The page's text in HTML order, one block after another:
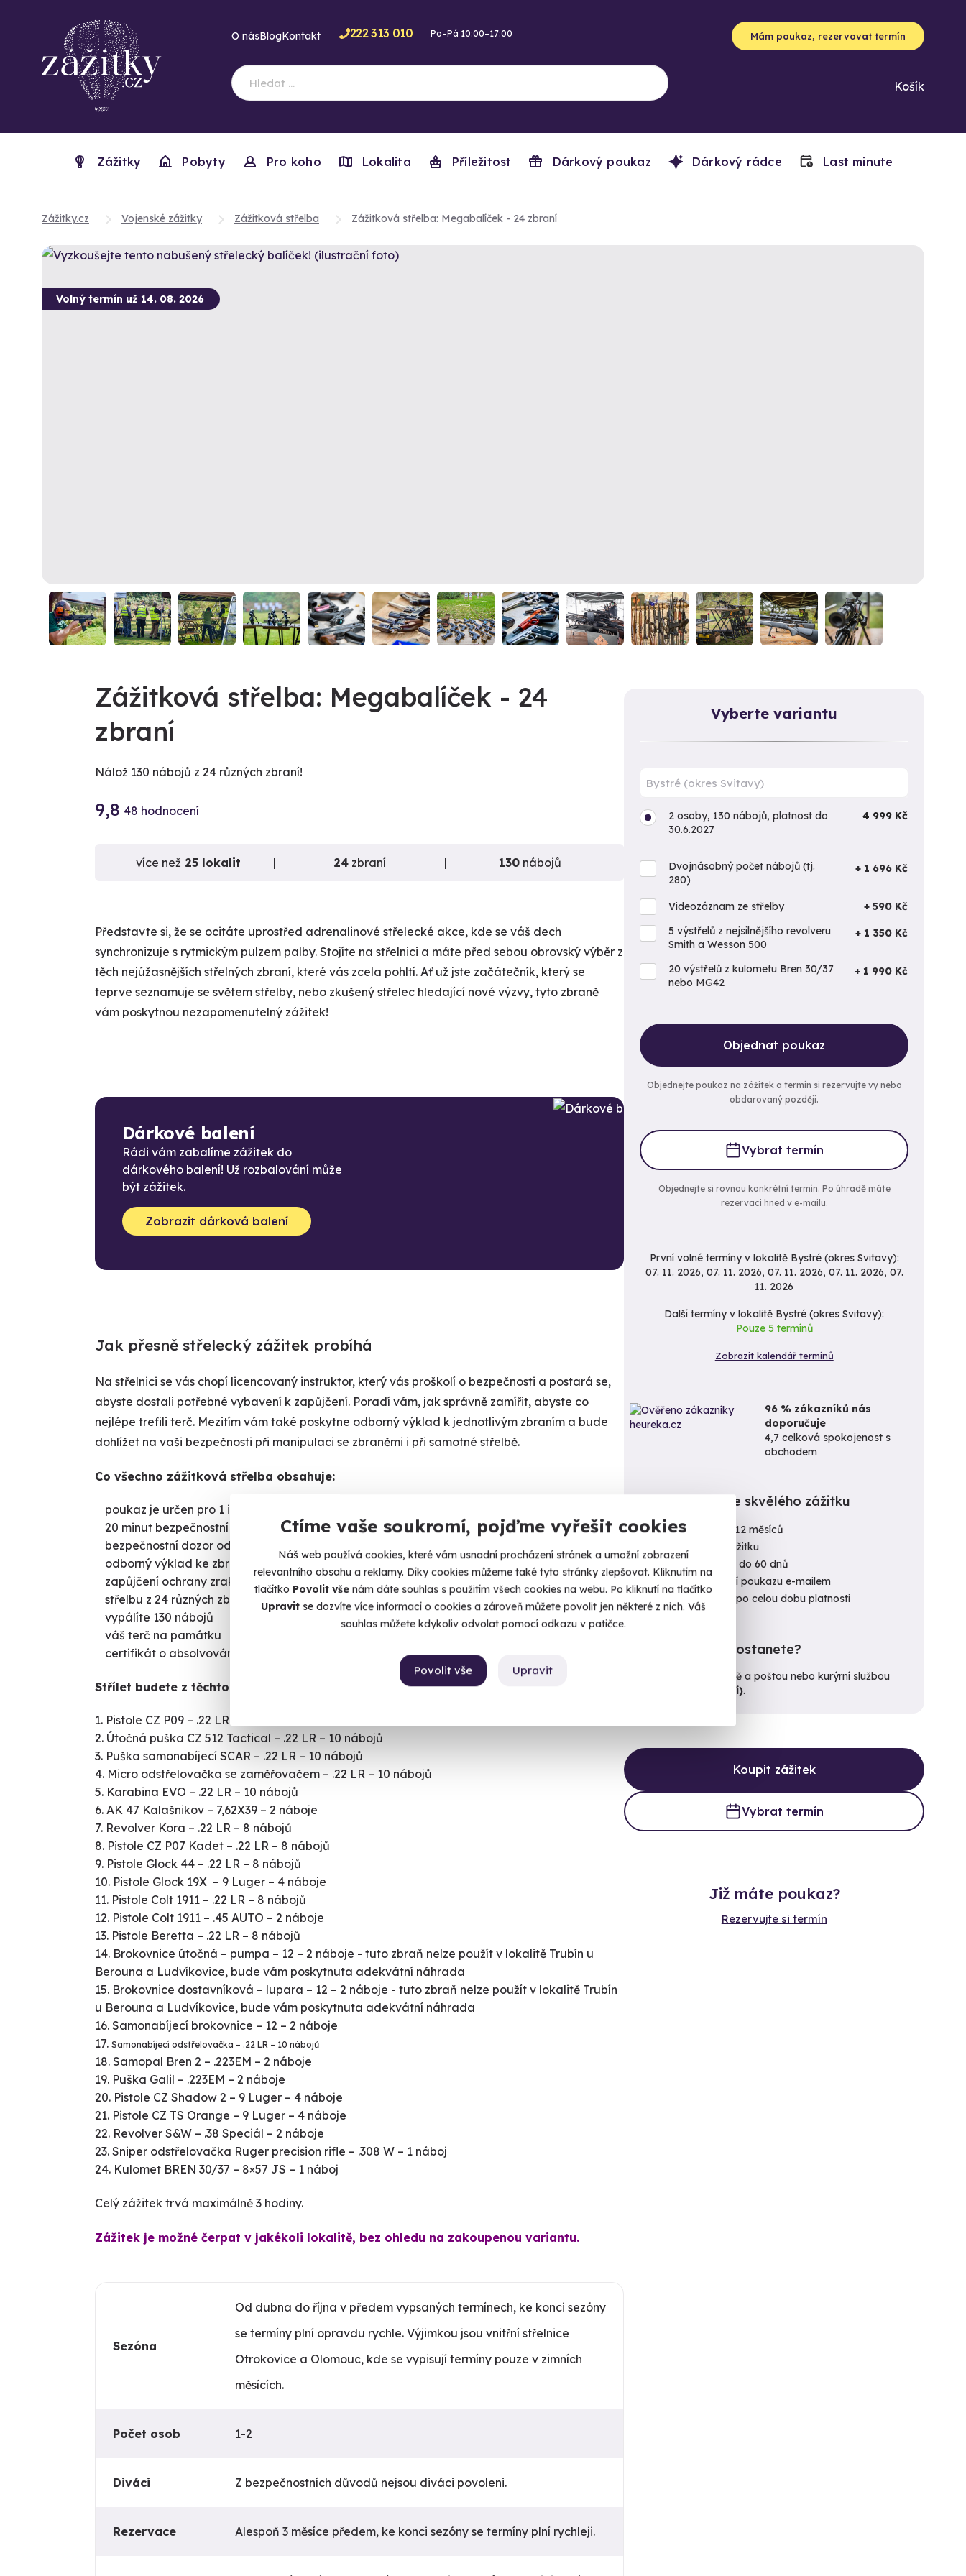
Ctíme vaše soukromí, pojďme vyřešit cookies
Náš web používá cookies, které vám usnadní procházení stránek a umožní zobrazení
relevantního obsahu a reklamy. Díky cookies můžeme také tyto stránky zlepšovat. Kliknutím na
tlačítko Povolit vše nám dáte souhlas s použitím všech cookies na webu. Po kliknutí na tlačítko
Upravitse dozvíte více informací o cookies a zároveň můžete povolit jen některé z nich. Váš
souhlas můžete kdykoliv odvolat pomocí odkazu v patičce.
Upravit
Povolit vše
O násBlogKontakt 222 313 010 Po–Pá 10:00–17:00 Mám poukaz, rezervovat termín
Košík
Zážitky Pobyty Pro koho Lokalita Příležitost Dárkový poukaz Dárkový rádce Last minute
Zážitky.cz Vojenské zážitky Zážitková střelba Zážitková střelba: Megabalíček - 24 zbraní
Volný termín už 14. 08. 2026
Vyberte variantu
2 osoby, 130 nábojů, platnost do
30.6.2027
4 999 Kč
Dvojnásobný počet nábojů (tj.
280)
+ 1 696 Kč
Videozáznam ze střelby
+ 590 Kč
5 výstřelů z nejsilnějšího revolveru
Smith a Wesson 500
+ 1 350 Kč
20 výstřelů z kulometu Bren 30/37
nebo MG42
+ 1 990 Kč
Objednat poukaz
Objednejte poukaz na zážitek a termín si rezervujte vy nebo
obdarovaný později.
Vybrat termín
Objednejte si rovnou konkrétní termín. Po úhradě máte
rezervaci hned v e-mailu.
První volné termíny v lokalitě Bystré (okres Svitavy):
07. 11. 2026, 07. 11. 2026, 07. 11. 2026, 07. 11. 2026, 07.
11. 2026
Další termíny v lokalitě Bystré (okres Svitavy):
Pouze 5 termínů
Zobrazit kalendář termínů
Termíny pro zvolenou variantu:
Chcete rezervovat termín?
96 % zákazníků nás
doporučuje
4,7 celková spokojenost s
obchodem
100% garance skvělého zážitku
Platnost poukazu 12 měsíců
Pojištění storna zážitku
Vrácení zážitku až do 60 dnů
Okamžité doručení poukazu e-mailem
Výměna poukazu po celou dobu platnosti
Kdy poukaz dostanete?
E-mailem okamžitě a poštou nebo kurýrní službou
10. 8. (pondělí).
Koupit zážitek
Vybrat termín
Již máte poukaz?
Rezervujte si termín
Zážitková střelba: Megabalíček - 24
zbraní
Nálož 130 nábojů z 24 různých zbraní!
9,8 48 hodnocení
více než 25 lokalit 24zbraní 130 nábojů
Představte si, že se ocitáte uprostřed adrenalinové střelecké akce, kde se váš dech
synchronizuje s rytmickým pulzem palby. Stojíte na střelnici a máte před sebou obrovský výběr z
těch nejúžasnějších střelných zbraní, které vás zcela pohltí. Ať už jste začátečník, který se
teprve seznamuje se světem střelby, nebo zkušený střelec hledající nové výzvy, tyto zbraně
vám poskytnou nezapomenutelný zážitek!
Dárkové balení
Rádi vám zabalíme zážitek do
dárkového balení! Už rozbalování může
být zážitek.
Zobrazit dárková balení
Jak přesně střelecký zážitek probíhá
Na střelnici se vás chopí licencovaný instruktor, který vás proškolí o bezpečnosti a postará se,
abyste dostali potřebné vybavení k zapůjčení. Poradí vám, jak správně zamířit, abyste co
nejlépe trefili terč. Mezitím vám také poskytne odborný výklad k jednotlivým zbraním a bude
dohlížet na vaši bezpečnosti při manipulaci se zbraněmi i při samotné střelbě.
Co všechno zážitková střelba obsahuje:
poukaz je určen pro 1 i 2 osoby
20 minut bezpečnostní instruktáž
bezpečnostní dozor od osobního instruktora s licencí během manipulace i střelby
odborný výklad ke zbraním
zapůjčení ochrany zraku a sluchu
střelbu z 24 různých zbraní
vypálíte 130 nábojů
váš terč na památku
certifikát o absolvování střelby
Střílet budete z těchto zbraní:
Pistole CZ P09 – .22 LR – 10 nábojů
Útočná puška CZ 512 Tactical – .22 LR – 10 nábojů
Puška samonabíjecí SCAR – .22 LR – 10 nábojů
Micro odstřelovačka se zaměřovačem – .22 LR – 10 nábojů
Karabina EVO – .22 LR – 10 nábojů
AK 47 Kalašnikov – 7,62X39 – 2 náboje
Revolver Kora – .22 LR – 8 nábojů
Pistole CZ P07 Kadet – .22 LR – 8 nábojů
Pistole Glock 44 – .22 LR – 8 nábojů
Pistole Glock 19X – 9 Luger – 4 náboje
Pistole Colt 1911 – .22 LR – 8 nábojů
Pistole Colt 1911 – .45 AUTO – 2 náboje
Pistole Beretta – .22 LR – 8 nábojů
Brokovnice útočná – pumpa – 12 – 2 náboje - tuto zbraň nelze použít v lokalitě Trubín u
Berouna a Ludvíkovice, bude vám poskytnuta adekvátní náhrada
Brokovnice dostavníková – lupara – 12 – 2 náboje - tuto zbraň nelze použít v lokalitě Trubín
u Berouna a Ludvíkovice, bude vám poskytnuta adekvátní náhrada
Samonabíjecí brokovnice – 12 – 2 náboje
Samonabíjecí odstřelovačka – .22 LR – 10 nábojů
Samopal Bren 2 – .223EM – 2 náboje
Puška Galil – .223EM – 2 náboje
Pistole CZ Shadow 2 – 9 Luger – 4 náboje
Pistole CZ TS Orange – 9 Luger – 4 náboje
Revolver S&W – .38 Speciál – 2 náboje
Sniper odstřelovačka Ruger precision rifle – .308 W – 1 náboj
Kulomet BREN 30/37 – 8×57 JS – 1 náboj
Celý zážitek trvá maximálně 3 hodiny.
Zážitek je možné čerpat v jakékoli lokalitě, bez ohledu na zakoupenou variantu.
Sezóna
Od dubna do října v předem vypsaných termínech, ke konci sezóny
se termíny plní opravdu rychle. Výjimkou jsou vnitřní střelnice
Otrokovice a Olomouc, kde se vypisují termíny pouze v zimních
měsících.
Počet osob 1-2
Diváci Z bezpečnostních důvodů nejsou diváci povoleni.
Rezervace Alespoň 3 měsíce předem, ke konci sezóny se termíny plní rychleji.